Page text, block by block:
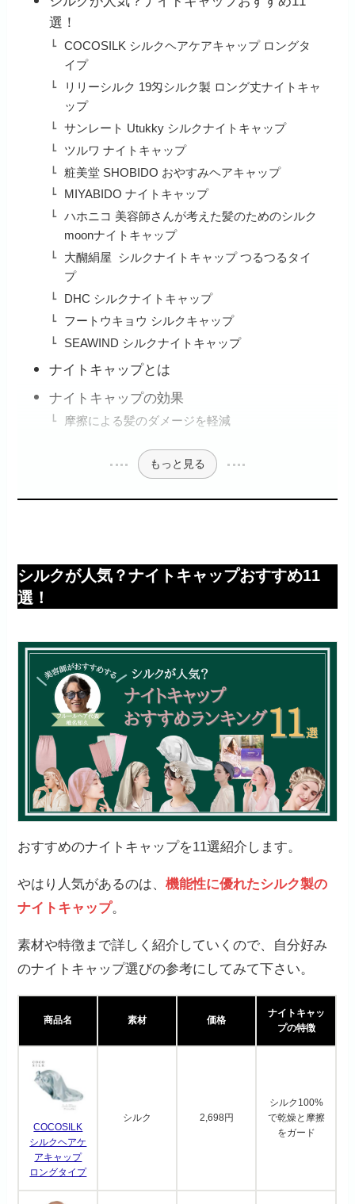
選！
COCOSILK シルクヘアケアキャップ ロングタ
イプ
リリーシルク 19匁シルク製 ロング丈ナイトキャ
ップ
サンレート Utukky シルクナイトキャップ
ツルワ ナイトキャップ
粧美堂 SHOBIDO おやすみヘアキャップ
MIYABIDO ナイトキャップ
ハホニコ 美容師さんが考えた髪のためのシルク
moonナイトキャップ
大醐絹屋 シルクナイトキャップ つるつるタイ
プ
DHC シルクナイトキャップ
フートウキョウ シルクキャップ
SEAWIND シルクナイトキャップ
ナイトキャップとは
ナイトキャップの効果
摩擦による髪のダメージを軽減
もっと見る
シルクが人気？ナイトキャップおすすめ11
選！
おすすめのナイトキャップを11選紹介します。
やはり人気があるのは、機能性に優れたシルク製の
ナイトキャップ。
素材や特徴まで詳しく紹介していくので、自分好み
のナイトキャップ選びの参考にしてみて下さい。
商品名 素材 価格
ナイトキャッ
プの特徴
COCOSILK
シルクヘアケ
アキャップ
ロングタイプ
シルク 2,698円
シルク100%
で乾燥と摩擦
をガード